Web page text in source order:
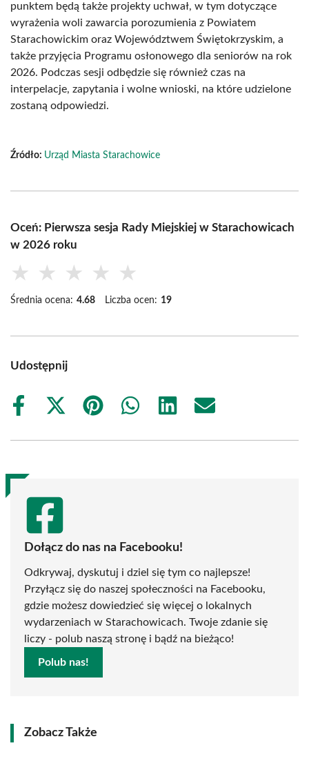
punktem będą także projekty uchwał, w tym dotyczące
wyrażenia woli zawarcia porozumienia z Powiatem
Starachowickim oraz Województwem Świętokrzyskim, a
także przyjęcia Programu osłonowego dla seniorów na rok
2026. Podczas sesji odbędzie się również czas na
interpelacje, zapytania i wolne wnioski, na które udzielone
zostaną odpowiedzi.
Źródło: Urząd Miasta Starachowice
Oceń: Pierwsza sesja Rady Miejskiej w Starachowicach
w 2026 roku
★ ★ ★ ★ ★
Średnia ocena: 4.68 Liczba ocen: 19
Udostępnij
Share
Share
(Twitter)
Share
Share
Share
Share
Dołącz do nas na Facebooku!
Odkrywaj, dyskutuj i dziel się tym co najlepsze!
Przyłącz się do naszej społeczności na Facebooku,
gdzie możesz dowiedzieć się więcej o lokalnych
wydarzeniach w Starachowicach. Twoje zdanie się
liczy - polub naszą stronę i bądź na bieżąco!
Polub nas!
Zobacz Także